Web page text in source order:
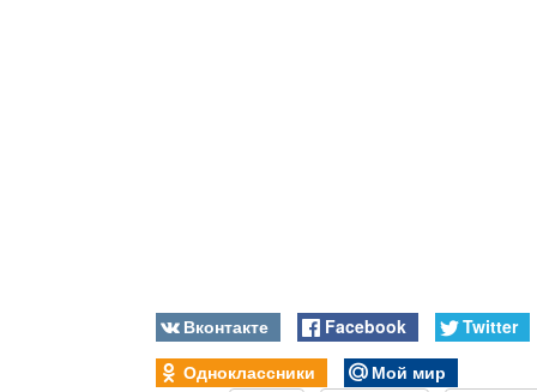
Вконтакте Facebook
Twitter
Одноклассники
Мой мир